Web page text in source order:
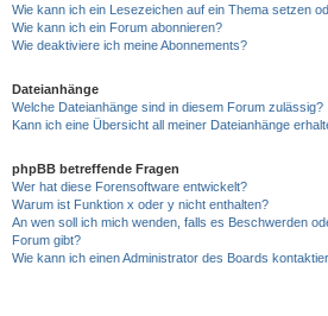
Wie kann ich ein Lesezeichen auf ein Thema setzen
Wie kann ich ein Forum abonnieren?
Wie deaktiviere ich meine Abonnements?
Dateianhänge
Welche Dateianhänge sind in diesem Forum zulässig?
Kann ich eine Übersicht all meiner Dateianhänge
phpBB betreffende Fragen
Wer hat diese Forensoftware entwickelt?
Warum ist Funktion x oder y nicht enthalten?
An wen soll ich mich wenden, falls es Beschwerden
Forum gibt?
Wie kann ich einen Administrator des Boards